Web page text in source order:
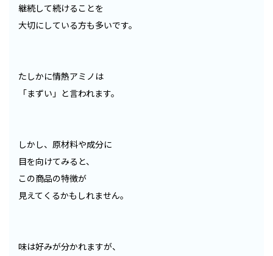
継続して続けることを
大切にしている方も多いです。
たしかに情熱アミノは
「まずい」と言われます。
しかし、原材料や成分に
目を向けてみると、
この商品の特徴が
見えてくるかもしれません。
味は好みが分かれますが、